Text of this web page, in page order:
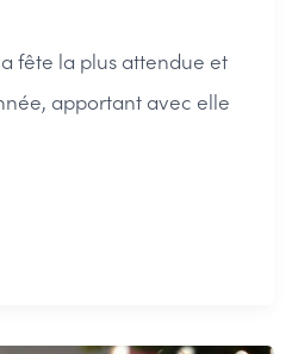
fête la plus attendue et
apportant avec elle